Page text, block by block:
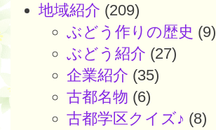
地域紹介 (209)
ぶどう作りの歴史 (9)
ぶどう紹介 (27)
企業紹介 (35)
古都名物 (6)
古都学区クイズ♪ (8)